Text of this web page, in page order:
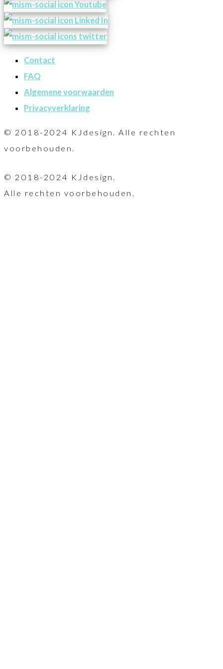
Contact
FAQ
Algemene voorwaarden
Privacyverklaring
© 2018-2024 KJdesign. Alle rechten
voorbehouden.
© 2018-2024 KJdesign.
Alle rechten voorbehouden.